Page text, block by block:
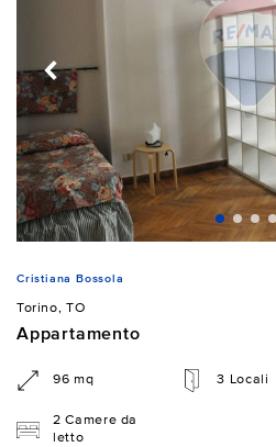
Cristiana Bossola
Torino, TO
Appartamento
96 mq 3 Locali
2 Camere da
letto